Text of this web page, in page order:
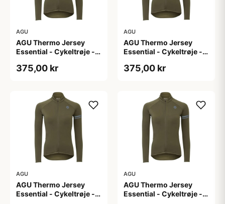
AGU
AGU Thermo Jersey
Essential - Cykeltrøje -
L
375,00 kr
AGU
AGU Thermo Jersey
Essential - Cykeltrøje -
M
375,00 kr
AGU
AGU Thermo Jersey
Essential - Cykeltrøje -
AGU
AGU Thermo Jersey
Essential - Cykeltrøje -